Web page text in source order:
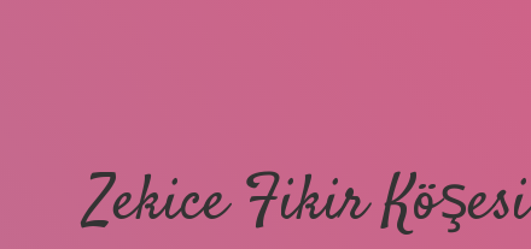
Zekice Fikir Köşesi